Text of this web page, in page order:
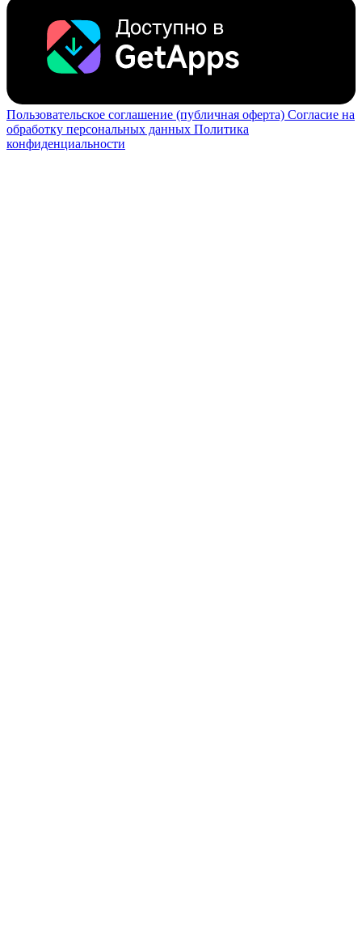
Пользовательское соглашение (публичная оферта) Согласие на
обработку персональных данных Политика
конфиденциальности